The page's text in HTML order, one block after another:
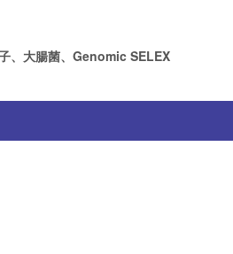
、大腸菌、Genomic SELEX